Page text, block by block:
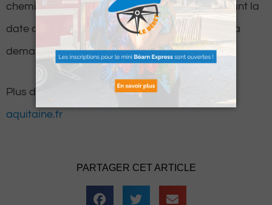
cheminots rappellent qu’un délai de 5 jours avant la
date de départ est nécessaire pour effectuer sa
demande.
Plus d’information sur le site :ter-nouvelle-
aquitaine.fr
PARTAGER CET ARTICLE